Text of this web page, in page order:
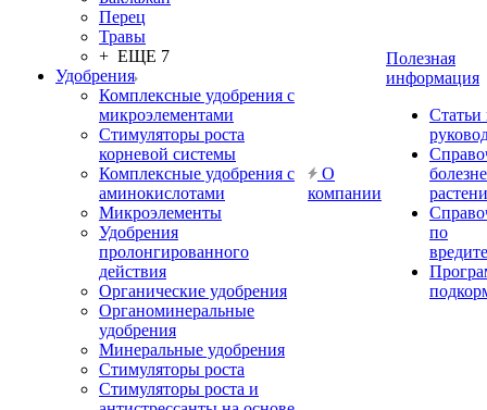
Перец
Травы
+ ЕЩЕ 7
Удобрения
Комплексные удобрения с
микроэлементами
Стимуляторы роста
корневой системы
Комплексные удобрения с
аминокислотами
Микроэлементы
Удобрения
пролонгированного
действия
Органические удобрения
Органоминеральные
удобрения
Минеральные удобрения
Стимуляторы роста
Стимуляторы роста и
О
компании
Полезная
информация
Статьи
по